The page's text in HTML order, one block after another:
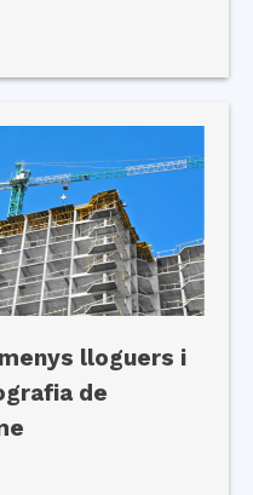
lloguers i
de